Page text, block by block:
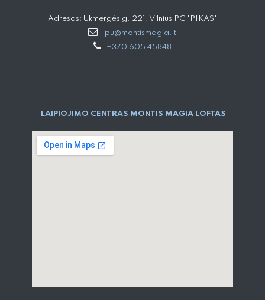
Adresas: Ukmergės g. 221, Vilnius PC "PIKAS"
lipu@montismagia.lt
+370 605 45848
LAIPIOJIMO CENTRAS MONTIS MAGIA LOFTAS